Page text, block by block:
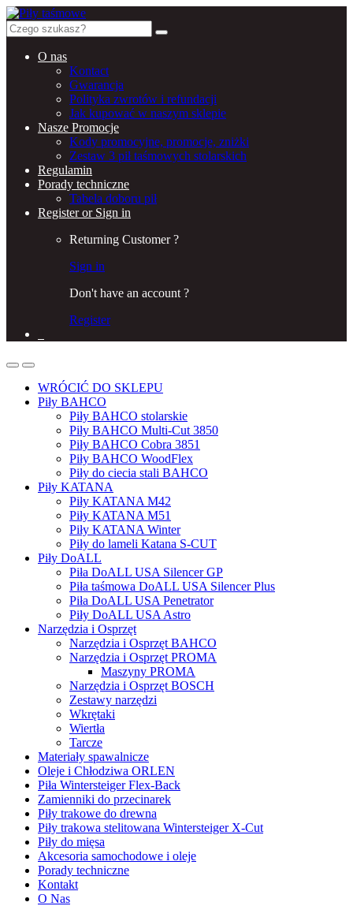
Search
for:
O nas
Kontact
Gwarancja
Polityka zwrotów i refundacji
Jak kupować w naszym sklepie
Nasze Promocje
Kody promocyjne, promocje, zniżki
Zestaw 3 pił taśmowych stolarskich
Regulamin
Porady techniczne
Tabela doboru pił
Register or Sign in
Returning Customer ?
Sign in
Don't have an account ?
Register
WRÓCIĆ DO SKLEPU
Piły BAHCO
Piły BAHCO stolarskie
Piły BAHCO Multi-Cut 3850
Piły BAHCO Cobra 3851
Piły BAHCO WoodFlex
Piły do ciecia stali BAHCO
Piły KATANA
Piły KATANA M42
Piły KATANA M51
Piły KATANA Winter
Piły do lameli Katana S-CUT
Piły DoALL
Piła DoALL USA Silencer GP
Piła taśmowa DoALL USA Silencer Plus
Piła DoALL USA Penetrator
Piły DoALL USA Astro
Narzędzia i Osprzęt
Narzędzia i Osprzęt BAHCO
Narzędzia i Osprzęt PROMA
Maszyny PROMA
Narzędzia i Osprzęt BOSCH
Zestawy narzędzi
Wkrętaki
Wiertła
Tarcze
Materiały spawalnicze
Oleje i Chłodziwa ORLEN
Piła Wintersteiger Flex-Back
Zamienniki do przecinarek
Piły trakowe do drewna
Piły trakowa stelitowana Wintersteiger X-Cut
Piły do mięsa
Akcesoria samochodowe i oleje
Porady techniczne
Kontakt
O Nas